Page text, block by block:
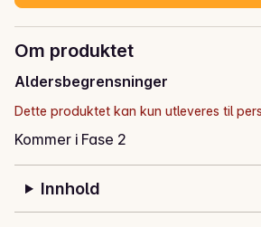
Om produktet
Aldersbegrensninger
Dette produktet kan kun utleveres til
Kommer i Fase 2
Innhold